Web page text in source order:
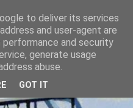
to deliver its services
and user-agent are
and security
generate usage
abuse.
GOT IT